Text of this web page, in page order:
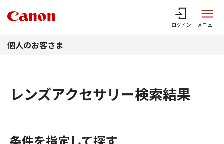
ログイン メニュー
個人のお客さま
レンズアクセサリー検索結果
条件を指定して探す